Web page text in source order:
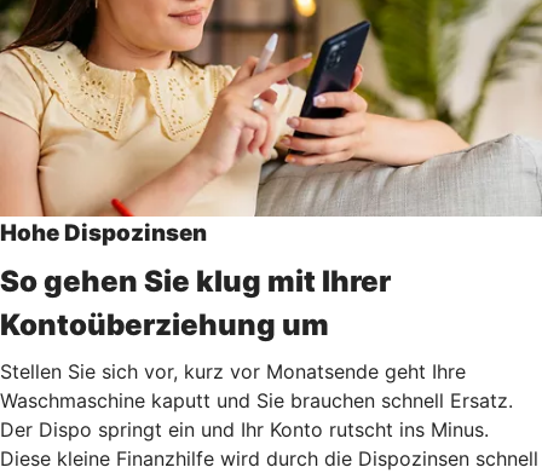
Hohe Dispozinsen
So gehen Sie klug mit Ihrer
Kontoüberziehung um
Stellen Sie sich vor, kurz vor Monatsende geht Ihre
Waschmaschine kaputt und Sie brauchen schnell Ersatz.
Der Dispo springt ein und Ihr Konto rutscht ins Minus.
Diese kleine Finanzhilfe wird durch die Dispozinsen schnell